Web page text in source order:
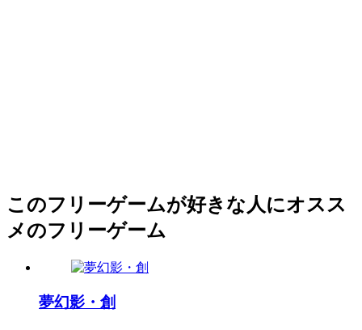
このフリーゲームが好きな人にオスス
メのフリーゲーム
夢幻影・創